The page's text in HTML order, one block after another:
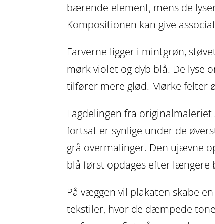
bærende element, mens de
Kompositionen kan give
Farverne ligger i mintgrøn,
mørk violet og dyb blå. De lyse
tilfører mere glød. Mørke felter
Lagdelingen fra
fortsat er synlige under de
grå overmalinger. Den ujævne
blå først opdages efter længere
På væggen vil plakaten skabe
tekstiler, hvor de dæmpede